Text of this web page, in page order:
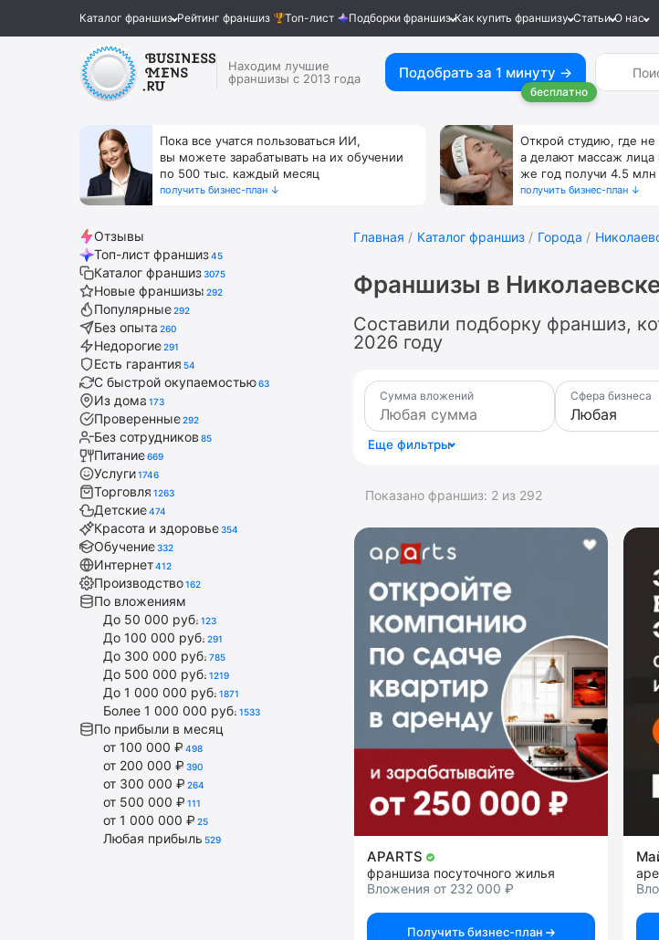
Каталог франшиз Рейтинг франшиз Топ-лист Подборки франшиз Как купить франшизу Статьи О нас
Находим лучшие
франшизы с 2013 года
Подобрать за 1 минуту →
бесплатно
Пока все учатся пользоваться ИИ,
вы можете зарабатывать на их обучении
по 500 тыс. каждый месяц
получить бизнес-план ↓
Открой студию, где
а делают массаж лица
же год получи 4.5 млн
получить бизнес-план ↓
Отзывы
Топ-лист франшиз45
Каталог франшиз3075
Новые франшизы 292
Популярные292
Без опыта 260
Недорогие291
Есть гарантия 54
С быстрой окупаемостью63
Из дома 173
Проверенные292
Без сотрудников 85
Питание669
Услуги1746
Торговля 1263
Детские474
Красота и здоровье354
Обучение332
Интернет412
Производство162
По вложениям
До 50 000 руб. 123
До 100 000 руб. 291
До 300 000 руб. 785
До 500 000 руб. 1219
До 1 000 000 руб. 1871
Более 1 000 000 руб. 1533
По прибыли в месяц
от 100 000 ₽ 498
от 200 000 ₽ 390
от 300 000 ₽ 264
от 500 000 ₽ 111
от 1 000 000 ₽ 25
Любая прибыль 529
Главная Каталог франшиз Города
Франшизы в
Составили подборку франшиз,
2026 году
Сумма вложений Сфера бизнеса
Еще фильтры
Показано франшиз: 2 из 292
APARTS
франшиза посуточного жилья
Вложения от 232 000 ₽
Получить бизнес-план